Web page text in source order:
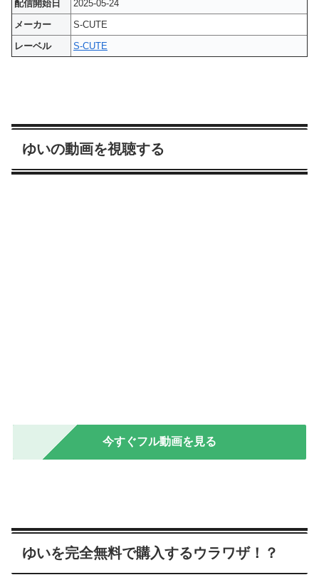
配信開始日
2025-05-24
メーカー
S-CUTE
レーベル
S-CUTE
ゆいの動画を視聴する
今すぐフル動画を見る
ゆいを完全無料で購入するウラワザ！？